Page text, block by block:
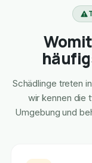
Schädlinge treten
wir kennen die
Umgebung und